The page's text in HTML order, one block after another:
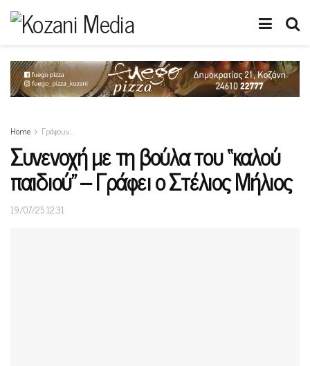
Home Γράφουν…
Συνενοχή με τη βούλα του “καλού
παιδιού” – Γράφει ο Στέλιος Μήλιος
19/07/25 12:31